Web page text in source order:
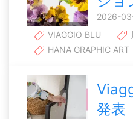
2026-
VIAGGIO BLU
HANA GRAPHIC ART
発表